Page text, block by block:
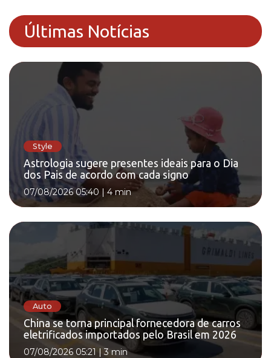
Últimas Notícias
Style
Astrologia sugere presentes ideais para o Dia
dos Pais de acordo com cada signo
07/08/2026 05:40 | 4 min
Auto
China se torna principal fornecedora de carros
eletrificados importados pelo Brasil em 2026
07/08/2026 05:21 | 3 min